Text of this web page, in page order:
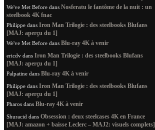
We've Met Before dans Nosferatu le fantôme de la nuit : un
steelbook 4K fnac
Philippe dans Iron Man Trilogie : des steelbooks Blufans
[MAJ: aperçu du 1]
We've Met Before dans Blu-ray 4K à venir
ericdv dans Iron Man Trilogie : des steelbooks Blufans
[MAJ: aperçu du 1]
Palpatine dans Blu-ray 4K à venir
Philippe dans Iron Man Trilogie : des steelbooks Blufans
[MAJ: aperçu du 1]
Pharos dans Blu-ray 4K à venir
Shuracid dans Obsession : deux steelcases 4K en France
[MAJ: amazon + baisse Leclerc – MAJ2: visuels complets]